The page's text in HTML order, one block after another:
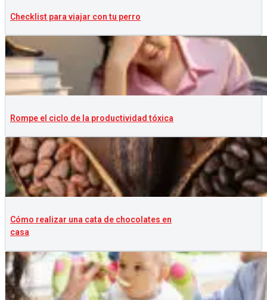
Checklist para viajar con tu perro
Rompe el ciclo de la productividad tóxica
Cómo realizar una cata de chocolates en
casa